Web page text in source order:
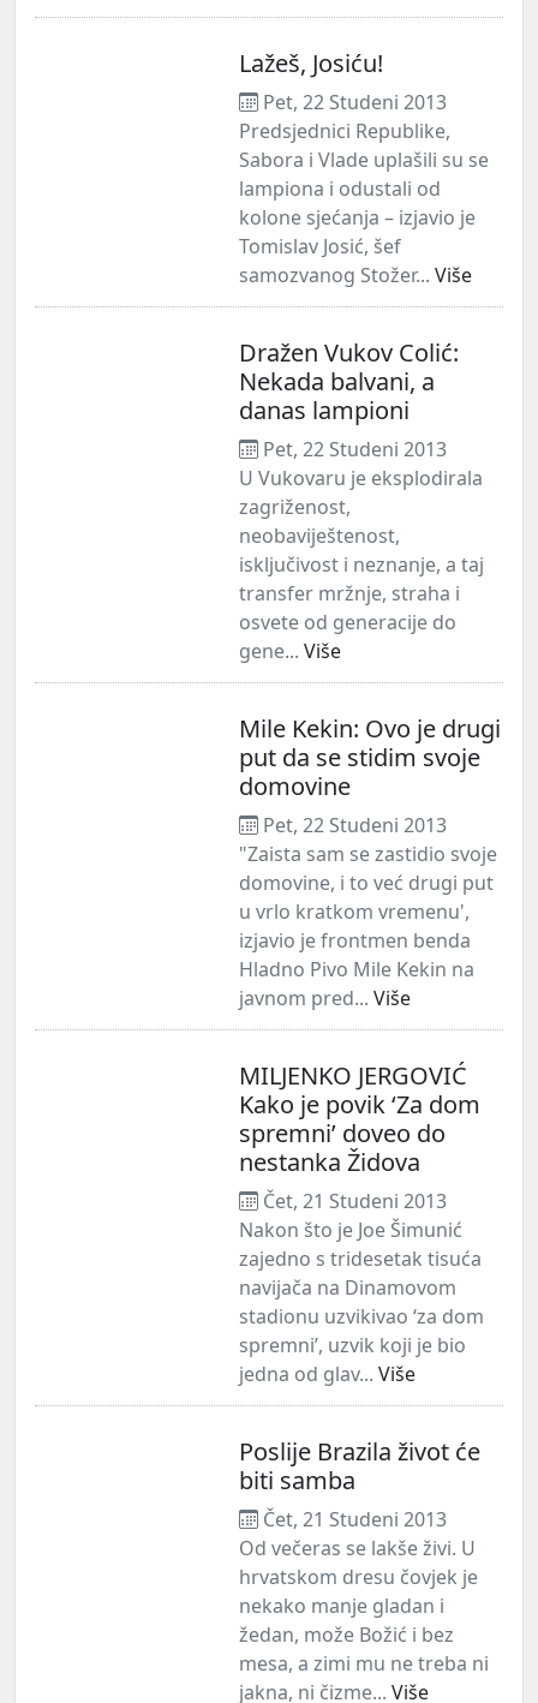
Lažeš, Josiću!
Pet, 22 Studeni 2013
Predsjednici Republike,
Sabora i Vlade uplašili su se
lampiona i odustali od
kolone sjećanja – izjavio je
Tomislav Josić, šef
samozvanog Stožer... Više
Dražen Vukov Colić:
Nekada balvani, a
danas lampioni
Pet, 22 Studeni 2013
U Vukovaru je eksplodirala
zagriženost,
neobaviještenost,
isključivost i neznanje, a taj
transfer mržnje, straha i
osvete od generacije do
gene... Više
Mile Kekin: Ovo je drugi
put da se stidim svoje
domovine
Pet, 22 Studeni 2013
"Zaista sam se zastidio svoje
domovine, i to već drugi put
u vrlo kratkom vremenu',
izjavio je frontmen benda
Hladno Pivo Mile Kekin na
javnom pred... Više
MILJENKO JERGOVIĆ
Kako je povik ‘Za dom
spremni’ doveo do
nestanka Židova
Čet, 21 Studeni 2013
Nakon što je Joe Šimunić
zajedno s tridesetak tisuća
navijača na Dinamovom
stadionu uzvikivao ‘za dom
spremni’, uzvik koji je bio
jedna od glav... Više
Poslije Brazila život će
biti samba
Čet, 21 Studeni 2013
Od večeras se lakše živi. U
hrvatskom dresu čovjek je
nekako manje gladan i
žedan, može Božić i bez
mesa, a zimi mu ne treba ni
jakna, ni čizme... Više